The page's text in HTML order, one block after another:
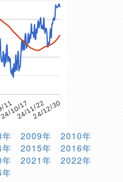
11
24/10/1724/11/2224/12/30
2009年
2010年
2015年
2016年
2021年
2022年